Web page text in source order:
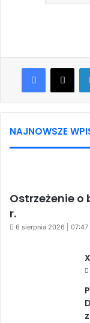
Facebook
X
NAJNOWSZE
Ostrzeżenie
r.
6 sierpnia 2026 | 07:47